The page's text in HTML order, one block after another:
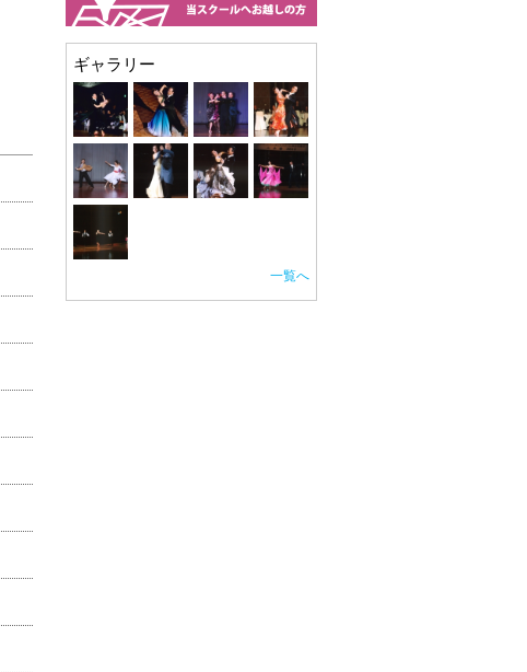
レッスンカレンダー
アクセス
ギャラリー
一覧へ